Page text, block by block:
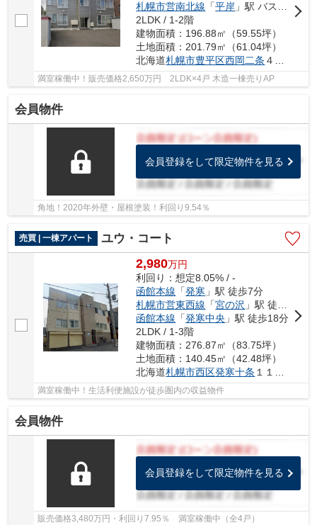
札幌市営南北線 「平岸 」駅 バス10分 「西岡１条３丁目」 停歩4分
2LDK / 1-2階
建物面積：196.88㎡（59.55坪）
土地面積：201.79㎡（61.04坪）
北海道札幌市豊平区西岡二条 ４丁目9-16
満室稼働中！販売価格2,650万円 2LDK×4戸 木造一棟売りAP
会員物件
会員登録をして限定物件を見る
角地！2020年外壁・屋根塗装！利回り9.54％
売買 | 一棟アパート ユウ・コート
2,980万円
利回り：想定8.05% / -
函館本線 「発寒 」駅 徒歩7分
札幌市営東西線 「宮の沢 」駅 徒歩17分
函館本線 「発寒中央 」駅 徒歩18分
2LDK / 1-3階
建物面積：276.87㎡（83.75坪）
土地面積：140.45㎡（42.48坪）
北海道札幌市西区発寒十条 １１丁目3-9
満室稼働中！生活利便施設が徒歩圏内の収益物件
会員物件
会員登録をして限定物件を見る
販売価格3,480万円・利回り7.95％ 満室稼働中（全4戸）